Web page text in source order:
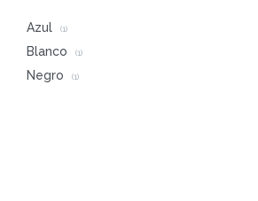
Azul (1)
Blanco (1)
Negro (1)